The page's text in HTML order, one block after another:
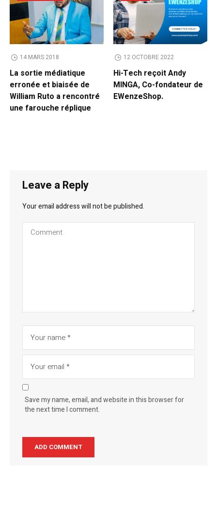
14 MARS 2018
La sortie médiatique
erronée et biaisée de
William Ruto a rencontré
une farouche réplique
12 OCTOBRE 2022
Hi-Tech reçoit Andy
MINGA, Co-fondateur de
EWenzeShop.
Leave a Reply
Your email address will not be published.
Save my name, email, and website in this browser for
the next time I comment.